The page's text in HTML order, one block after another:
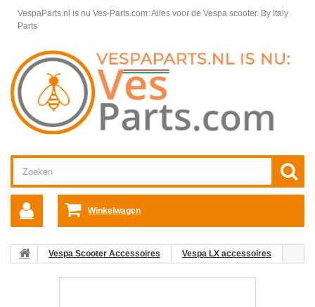
VespaParts.nl is nu Ves-Parts.com: Alles voor de Vespa scooter. By Italy
Parts
Winkelwagen
Vespa Scooter Accessoires
Vespa LX accessoires